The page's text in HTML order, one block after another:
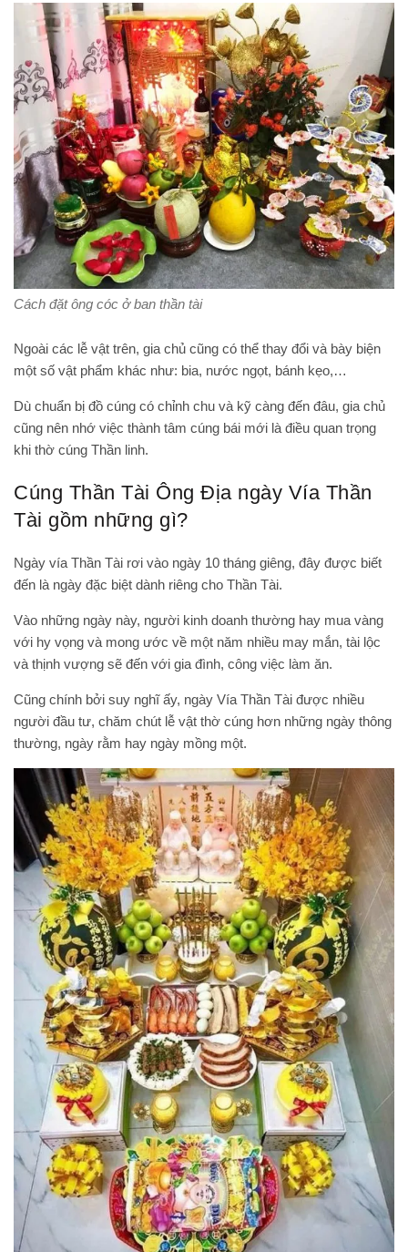
Cách đặt ông cóc ở ban thần tài
Ngoài các lễ vật trên, gia chủ cũng có thể thay đổi và bày biện
một số vật phẩm khác như: bia, nước ngọt, bánh kẹo,…
Dù chuẩn bị đồ cúng có chỉnh chu và kỹ càng đến đâu, gia chủ
cũng nên nhớ việc thành tâm cúng bái mới là điều quan trọng
khi thờ cúng Thần linh.
Cúng Thần Tài Ông Địa ngày Vía Thần
Tài gồm những gì?
Ngày vía Thần Tài rơi vào ngày 10 tháng giêng, đây được biết
đến là ngày đặc biệt dành riêng cho Thần Tài.
Vào những ngày này, người kinh doanh thường hay mua vàng
với hy vọng và mong ước về một năm nhiều may mắn, tài lộc
và thịnh vượng sẽ đến với gia đình, công việc làm ăn.
Cũng chính bởi suy nghĩ ấy, ngày Vía Thần Tài được nhiều
người đầu tư, chăm chút lễ vật thờ cúng hơn những ngày thông
thường, ngày rằm hay ngày mồng một.